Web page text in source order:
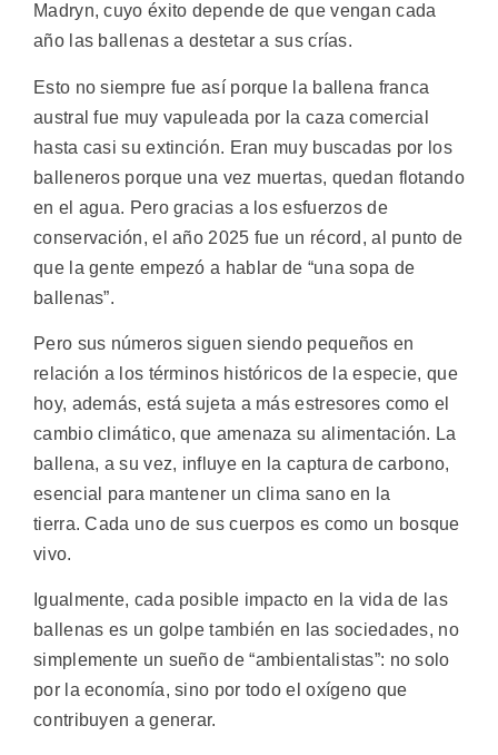
Madryn, cuyo éxito depende de que vengan cada
año las ballenas a destetar a sus crías.
Esto no siempre fue así porque la ballena franca
austral fue muy vapuleada por la caza comercial
hasta casi su extinción. Eran muy buscadas por los
balleneros porque una vez muertas, quedan flotando
en el agua. Pero gracias a los esfuerzos de
conservación, el año 2025 fue un récord, al punto de
que la gente empezó a hablar de “una sopa de
ballenas”.
Pero sus números siguen siendo pequeños en
relación a los términos históricos de la especie, que
hoy, además, está sujeta a más estresores como el
cambio climático, que amenaza su alimentación. La
ballena, a su vez, influye en la captura de carbono,
esencial para mantener un clima sano en la
tierra.Cada uno de sus cuerpos es como un bosque
vivo.
Igualmente, cada posible impacto en la vida de las
ballenas es un golpe también en las sociedades, no
simplemente un sueño de “ambientalistas”: no solo
por la economía, sino por todo el oxígeno que
contribuyen a generar.